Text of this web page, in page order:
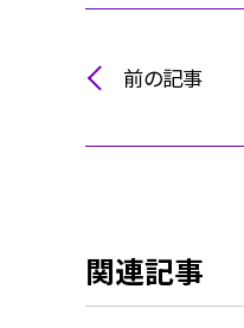
前の記事
関連記事